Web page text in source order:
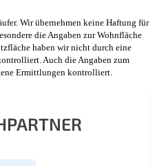
Wir übernehmen keine Haftung für
die Angaben zur Wohnfläche
haben wir nicht durch eine
Auch die Angaben zum
Ermittlungen kontrolliert.